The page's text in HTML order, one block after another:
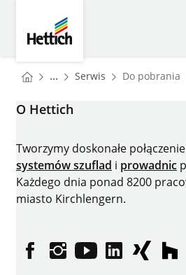
You are here:
Homepage
... Serwis Homepage
Do pobrania
O Hettich
Tworzymy doskonałe
systemów szuflad i prowadnic
Każdego dnia ponad 8200
miasto Kirchlengern.
facebookuinstagramie
YouTubeLinkedInXING